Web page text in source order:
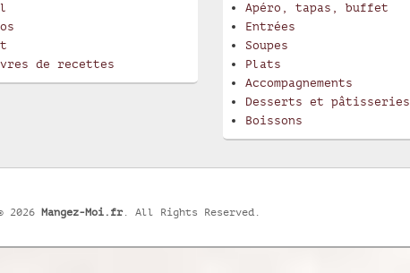
de recettes
Apéro, tapas, buffet
Entrées
Soupes
Plats
Accompagnements
Desserts et pâtisseries
Boissons
2026 Mangez-Moi.fr. All Rights Reserved.